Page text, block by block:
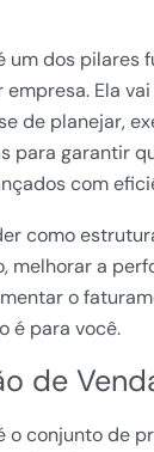
um dos pilares
Ela
de planejar,
para garantir
com
como
melhorar a
o
é para você.
de
o conjunto de